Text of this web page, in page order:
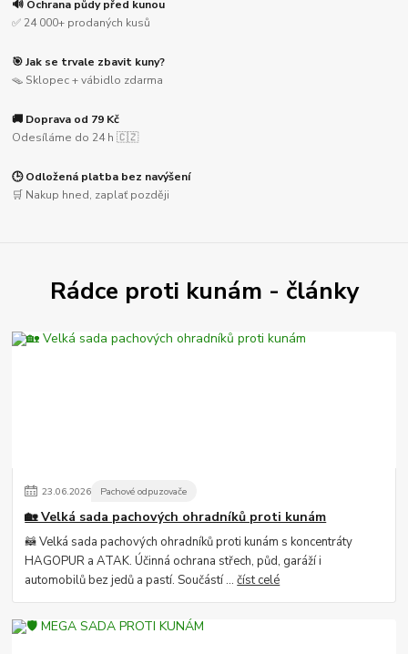
🔊 Ochrana půdy před kunou
✅ 24 000+ prodaných kusů
🎯 Jak se trvale zbavit kuny?
🪤 Sklopec + vábidlo zdarma
🚚 Doprava od 79 Kč
Odesíláme do 24 h 🇨🇿
🕒 Odložená platba bez navýšení
🛒 Nakup hned, zaplať později
Rádce proti kunám - články
23.06.2026 Pachové odpuzovače
🏡 Velká sada pachových ohradníků proti kunám
🦝 Velká sada pachových ohradníků proti kunám s koncentráty
HAGOPUR a ATAK. Účinná ochrana střech, půd, garáží i
automobilů bez jedů a pastí. Součástí ...číst celé